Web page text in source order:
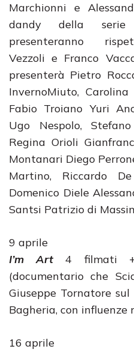
Marchionni e
dandy della serie
presenteranno
Vezzoli e Franco
presenterà Pietro
InvernoMiuto,
Fabio Troiano Yuri
Ugo Nespolo,
Regina Orioli
Montanari Diego
Martino, Riccardo
Domenico Diele
Santsi Patrizio di
9 aprile
I’m Art4 filmati +
(documentario che
Giuseppe Tornatore
Bagheria, con
16 aprile